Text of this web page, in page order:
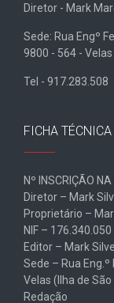
Diretor - Mark
Sede: Rua Engº
9800 - 564 -
Tel - 917.283.508
FICHA TÉCNICA
Nº INSCRIÇÃO
Diretor – Mark
Proprietário –
NIF – 176.340.050
Editor – Mark
Sede – Rua
Velas (Ilha de
Redação